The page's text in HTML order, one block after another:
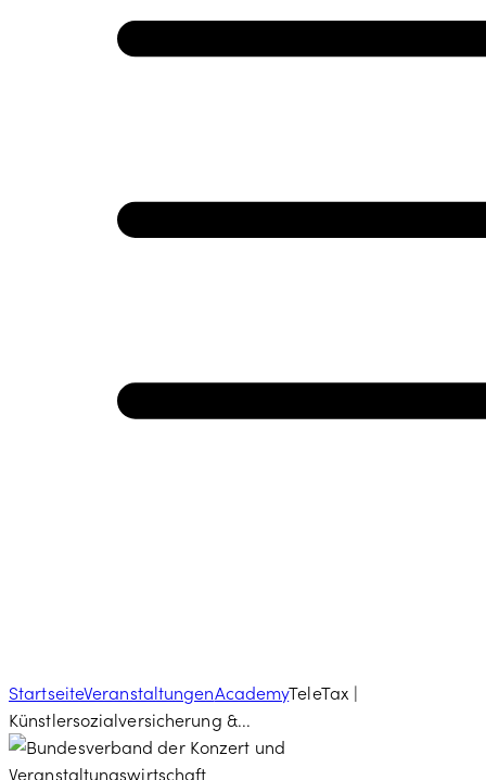
StartseiteVeranstaltungenAcademyTeleTax |
Künstlersozialversicherung &...